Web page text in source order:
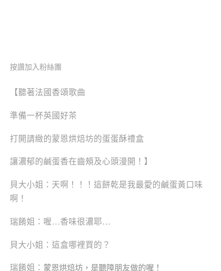
按讚加入粉絲團
【聽著法國香頌歌曲
準備一杯英國好茶
打開請緻的蒙恩烘焙坊的蛋蛋酥禮盒
讓濃郁的鹹蛋香在齒頰及心頭漫開！ 】
貝大小姐：天啊！！！這餅乾是我最愛的鹹蛋黃口味
啊！
瑞餚姐：喔…香味很濃耶…
貝大小姐：這盒哪裡買的？
瑞餚姐： 蒙恩烘焙坊，是聽障朋友做的喔！